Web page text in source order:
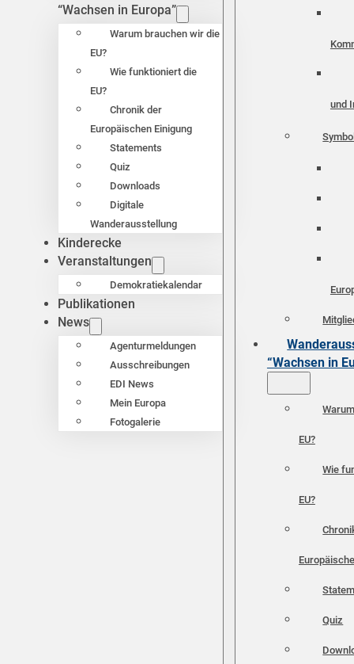
“Wachsen in Europa”
Warum brauchen wir die
EU?
Wie funktioniert die
EU?
Chronik der
Europäischen Einigung
Statements
Quiz
Downloads
Digitale
Wanderausstellung
Kinderecke
Veranstaltungen
Demokratiekalendar
Publikationen
News
Agenturmeldungen
Ausschreibungen
EDI News
Mein Europa
Fotogalerie
und
“Wachsen in
EU?
Wie
EU?
Quiz